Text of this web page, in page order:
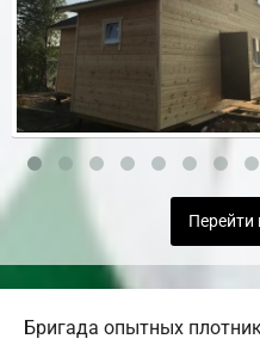
Перейти
Бригада опытных